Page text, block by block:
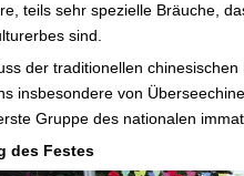
teils sehr spezielle Bräuche,
sind.
der traditionellen
insbesondere von
Gruppe des nationalen
des Festes